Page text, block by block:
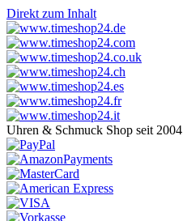
Direkt zum Inhalt
Uhren & Schmuck Shop seit 2004